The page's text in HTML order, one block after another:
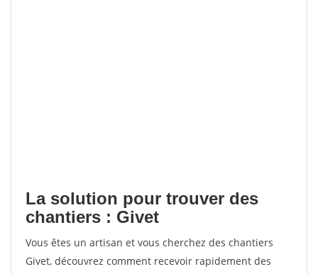
La solution pour trouver des
chantiers : Givet
Vous êtes un artisan et vous cherchez des chantiers
Givet, découvrez comment recevoir rapidement des